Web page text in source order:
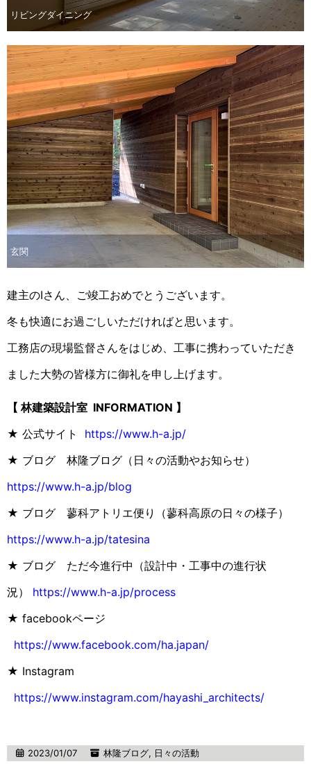
リビングダイニング
玄関
建主のIさん、ご竣工おめでとうございます。
冬も快適にお過ごしいただければと思います。
工務店の現場監督さんをはじめ、工事に携わっていただき
ました大勢の皆様方に御礼を申し上げます。
【 林建築設計室 INFORMATION 】
★ 公式サイト https://www.h-a.jp/
★ ブログ 林隆ブログ（日々の活動やお知らせ）
https://www.h-a.jp/blog
★ ブログ 蓼科アトリエ便り（蓼科高原の日々の様子）
https://www.h-a.jp/tatesina
★ ブログ ただ今進行中（設計中・工事中の進行状
況） https://www.h-a.jp/process
★ facebookページ
https://www.facebook.com/ha.japan/
★ Instagram
https://www.instagram.com/hayashi_architects/
2023/01/07 林隆ブログ, 日々の活動